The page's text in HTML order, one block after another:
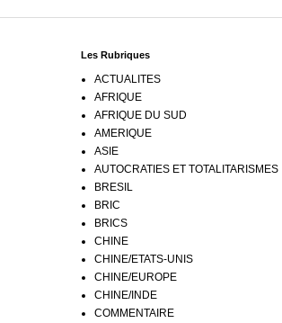
Les Rubriques
ACTUALITES
AFRIQUE
AFRIQUE DU SUD
AMERIQUE
ASIE
AUTOCRATIES ET TOTALITARISMES
BRESIL
BRIC
BRICS
CHINE
CHINE/ETATS-UNIS
CHINE/EUROPE
CHINE/INDE
COMMENTAIRE